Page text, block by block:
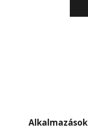
Alkalmazások